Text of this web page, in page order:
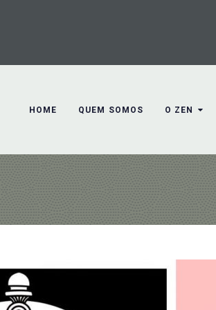
HOME QUEM SOMOS O ZEN